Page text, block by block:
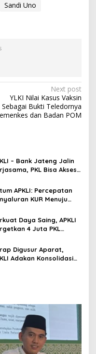
Sandi Uno
Next post
YLKI Nilai Kasus Vaksin
Sebagai Bukti Teledornya
dan Badan POM
– Bank Jateng Jalin
PKL Bisa Akses
APKLI: Percepatan
KUR Menuju
Daya Saing, APKLI
4 Juta PKL
Digusur Aparat,
Adakan Konsolidasi